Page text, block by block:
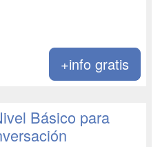
+info gratis
Básico para